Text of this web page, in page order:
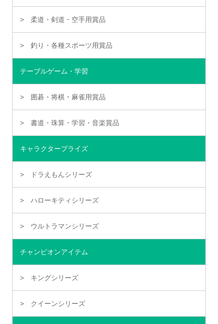
柔道・剣道・空手用賞品
釣り・各種スポーツ用賞品
テーブルゲーム・学習
囲碁・将棋・麻雀用賞品
書道・珠算・学習・音楽賞品
キャラクタープライズ
ドラえもんシリーズ
ハローキティシリーズ
ウルトラマンシリーズ
チャンピオンアイテム
キングシリーズ
クイーンシリーズ